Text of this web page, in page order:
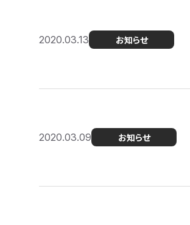
2020.03.13 お知らせ
2020.03.09 お知らせ